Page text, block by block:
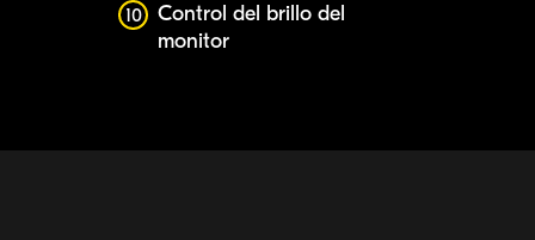
10
Control del brillo del
monitor